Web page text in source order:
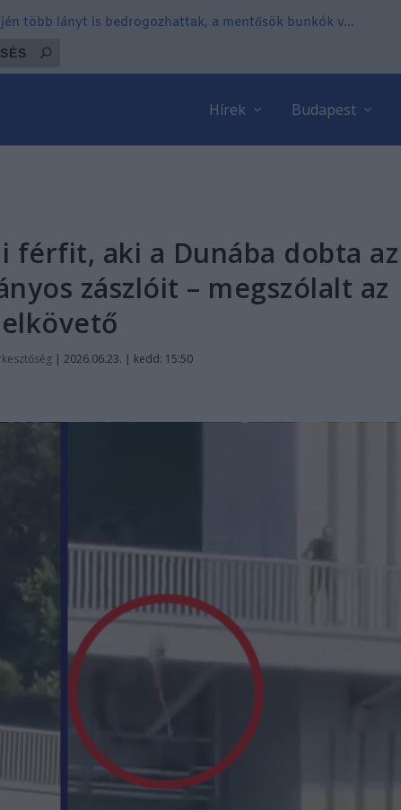
több lányt is bedrogozhattak, a mentősök bunkók v...
Hírek Budapest
férfit, aki a Dunába dobta az
zászlóit – megszólalt az
elkövető
| 2026.06.23. | kedd: 15:50